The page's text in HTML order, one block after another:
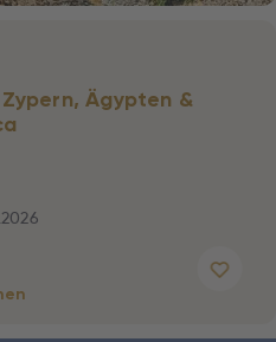
Ägypten &